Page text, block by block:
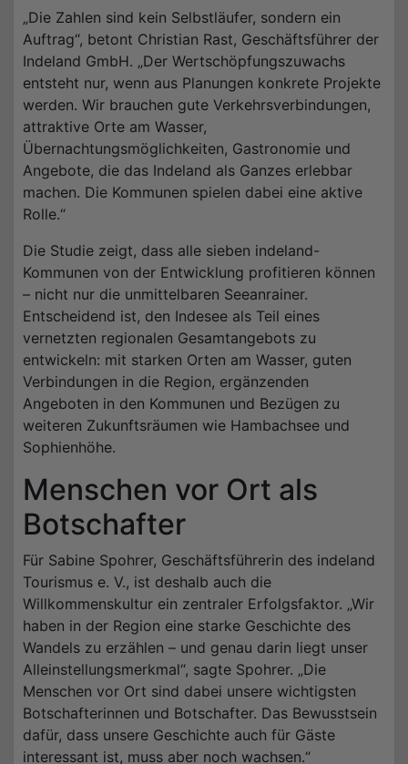
„Die Zahlen sind kein Selbstläufer, sondern ein
Auftrag“, betont Christian Rast, Geschäftsführer der
Indeland GmbH. „Der Wertschöpfungszuwachs
entsteht nur, wenn aus Planungen konkrete Projekte
werden. Wir brauchen gute Verkehrsverbindungen,
attraktive Orte am Wasser,
Übernachtungsmöglichkeiten, Gastronomie und
Angebote, die das Indeland als Ganzes erlebbar
machen. Die Kommunen spielen dabei eine aktive
Rolle.“
Die Studie zeigt, dass alle sieben indeland-
Kommunen von der Entwicklung profitieren können
– nicht nur die unmittelbaren Seeanrainer.
Entscheidend ist, den Indesee als Teil eines
vernetzten regionalen Gesamtangebots zu
entwickeln: mit starken Orten am Wasser, guten
Verbindungen in die Region, ergänzenden
Angeboten in den Kommunen und Bezügen zu
weiteren Zukunftsräumen wie Hambachsee und
Sophienhöhe.
Menschen vor Ort als
Botschafter
Für Sabine Spohrer, Geschäftsführerin des indeland
Tourismus e. V., ist deshalb auch die
Willkommenskultur ein zentraler Erfolgsfaktor. „Wir
haben in der Region eine starke Geschichte des
Wandels zu erzählen – und genau darin liegt unser
Alleinstellungsmerkmal“, sagte Spohrer. „Die
Menschen vor Ort sind dabei unsere wichtigsten
Botschafterinnen und Botschafter. Das Bewusstsein
dafür, dass unsere Geschichte auch für Gäste
interessant ist, muss aber noch wachsen.“